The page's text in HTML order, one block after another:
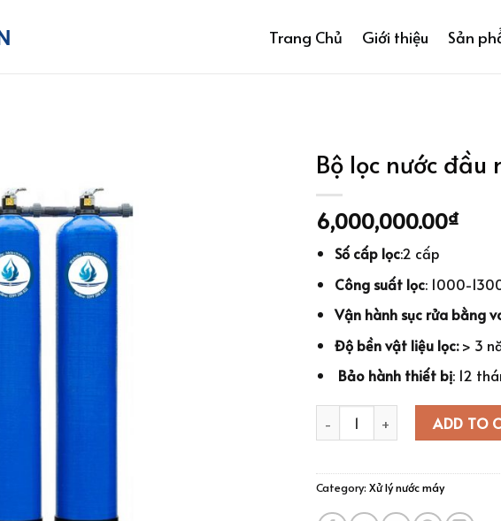
Trang Chủ Giới thiệu Sản
Bộ lọc nước đầu
6,000,000.00₫
Số cấp lọc:2 cấp
Công suất lọc: 1000-
Vận hành sục rửa bằng
Độ bền vật liệu lọc:> 3
Bảo hành thiết bị: 12
Bộ lọc nước đầu nguồn BK-02
ADD TO
Category: Xử lý nước máy